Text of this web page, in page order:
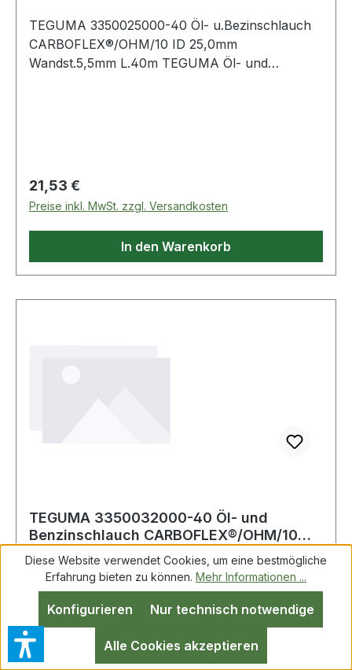
TEGUMA 3350025000-40 Öl- u.Bezinschlauch
CARBOFLEX®/OHM/10 ID 25,0mm
Wandst.5,5mm L.40m TEGUMA Öl- und
Regulärer Preis:
21,53 €
Preise inkl. MwSt. zzgl. Versandkosten
In den Warenkorb
TEGUMA 3350032000-40 Öl- und
Benzinschlauch CARBOFLEX®/OHM/10
Innen-Ø 32 mm Wand
TEGUMA 3350032000-40 Öl- u.Bezinschlauch
CARBOFLEX®/OHM/10 ID 32,0mm
Wandst.5,5mm L.40m TEGUMA Öl- und
benzinbeständiger Saug- und Druckschlauch mit
Diese Website verwendet Cookies, um eine bestmögliche
Erfahrung bieten zu können. Mehr Informationen ...
Nur technisch notwendige
Konfigurieren
Alle Cookies akzeptieren